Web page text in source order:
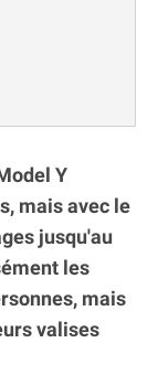
Y
mais avec le
jusqu'au
les
mais
valises